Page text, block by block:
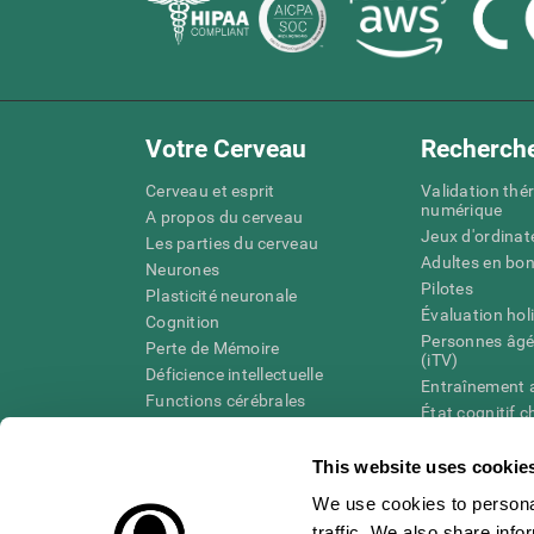
This website uses
We use cookies to
Votre Cerveau
Cerveau et esprit
A propos du cerveau
Les parties du cerveau
Neurones
Plasticité neuronale
Cognition
Perte de Mémoire
Déficience intellectuelle
Functions cérébrales
Validation
numérique
Jeux
Adultes en
Pilotes
Évaluation
Personnes
(iTV)
Entraînement
État cognitif
Révision